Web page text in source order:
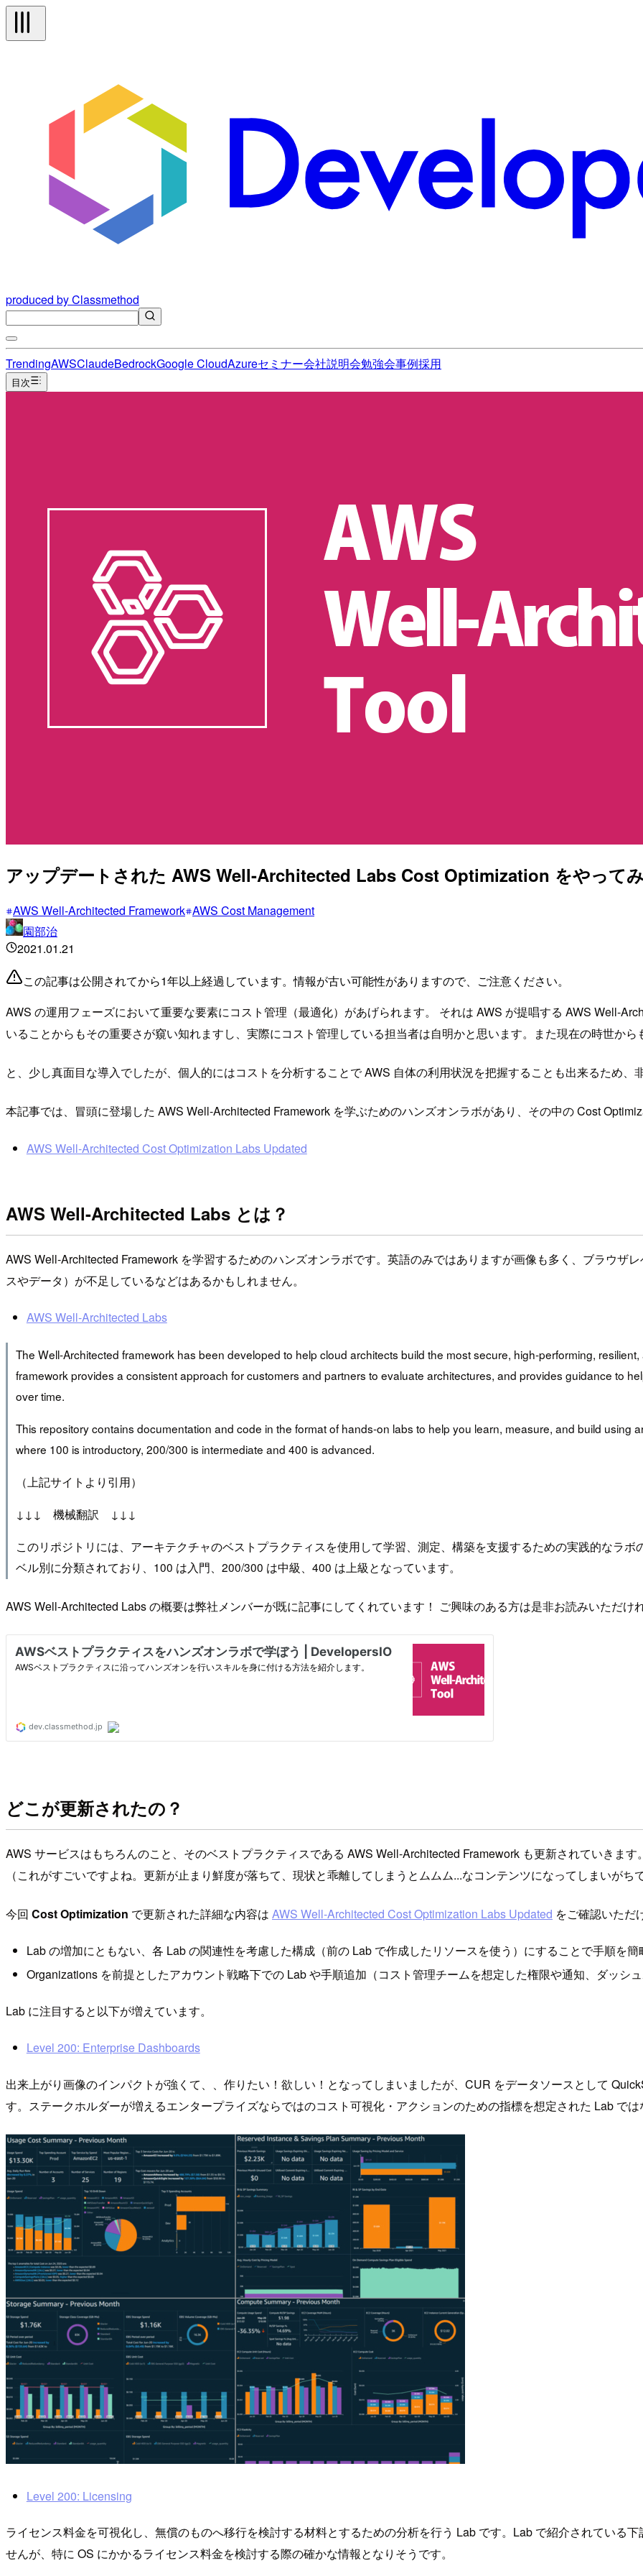
produced by Classmethod
TrendingAWSClaudeBedrockGoogle CloudAzureセミナー会社説明会勉強会事例採用
目次
アップデートされた AWS Well-Architected Labs Cost Optimization をやって
AWS Well-Architected Framework AWS Cost Management
園部治
2021.01.21
この記事は公開されてから1年以上経過しています。情報が古い可能性がありますので、ご注意ください。
AWS の運用フェーズにおいて重要な要素にコスト管理（最適化）があげられます。 それは AWS が提唱する AWS Well-
いることからもその重要さが窺い知れますし、実際にコスト管理している担当者は自明かと思います。また現在の時世か
と、少し真面目な導入でしたが、個人的にはコストを分析することで AWS 自体の利用状況を把握することも出来るため、
本記事では、冒頭に登場した AWS Well-Architected Framework を学ぶためのハンズオンラボがあり、その中の Cost
AWS Well-Architected Cost Optimization Labs Updated
AWS Well-Architected Labs とは？
AWS Well-Architected Framework を学習するためのハンズオンラボです。英語のみではありますが画像も多く、ブラウザ
スやデータ）が不足しているなどはあるかもしれません。
AWS Well-Architected Labs
The Well-Architected framework has been developed to help cloud architects build the most secure, high-performing,
framework provides a consistent approach for customers and partners to evaluate architectures, and provides guidance to
over time.
This repository contains documentation and code in the format of hands-on labs to help you learn, measure, and build using
where 100 is introductory, 200/300 is intermediate and 400 is advanced.
（上記サイトより引用）
↓↓↓ 機械翻訳 ↓↓↓
このリポジトリには、アーキテクチャのベストプラクティスを使用して学習、測定、構築を支援するための実践的なラ
ベル別に分類されており、100 は入門、200/300 は中級、400 は上級となっています。
AWS Well-Architected Labs の概要は弊社メンバーが既に記事にしてくれています！ ご興味のある方は是非お読みいただけ
どこが更新されたの？
AWS サービスはもちろんのこと、そのベストプラクティスである AWS Well-Architected Framework も更新されていきま
（これがすごいですよね。更新が止まり鮮度が落ちて、現状と乖離してしまうとムムム...なコンテンツになってしまいがち
今回 Cost Optimization で更新された詳細な内容は AWS Well-Architected Cost Optimization Labs Updated をご確認いただ
Lab の増加にともない、各 Lab の関連性を考慮した構成（前の Lab で作成したリソースを使う）にすることで手順を簡
Organizations を前提としたアカウント戦略下での Lab や手順追加（コスト管理チームを想定した権限や通知、ダッシ
Lab に注目すると以下が増えています。
Level 200: Enterprise Dashboards
出来上がり画像のインパクトが強くて、、作りたい！欲しい！となってしまいましたが、CUR をデータソースとして
す。ステークホルダーが増えるエンタープライズならではのコスト可視化・アクションのための指標を想定された Lab で
Level 200: Licensing
ライセンス料金を可視化し、無償のものへ移行を検討する材料とするための分析を行う Lab です。Lab で紹介されている
せんが、特に OS にかかるライセンス料金を検討する際の確かな情報となりそうです。